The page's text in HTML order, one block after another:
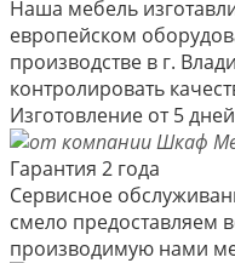
Наша мебель
европейском
производстве в г.
контролировать
Изготовление от 5
Гарантия 2 года
Сервисное
смело предоставляем
производимую нами